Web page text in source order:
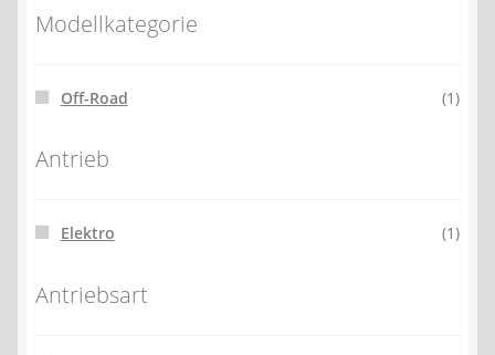
Modellkategorie
Off-Road (1)
Antrieb
Elektro (1)
Antriebsart